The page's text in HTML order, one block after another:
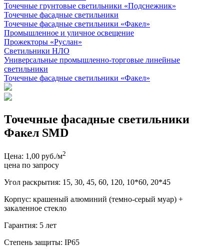
Точечные грунтовые светильники «Подснежник»
Точечные фасадные светильники
Точечные фасадные светильники «Факел»
Промышленное и уличное освещение
Прожекторы «Руслан»
Светильники НЛО
Универсальные промышленно-торговые линейные
светильники
Точечные фасадные светильники «Факел»
Точечные фасадные светильники
Факел SMD
Цена: 1,00 руб./м2
цена по запросу
Угол раскрытия: 15, 30, 45, 60, 120, 10*60, 20*45
Корпус: крашеный алюминий (темно-серый муар) +
закаленное стекло
Гарантия: 5 лет
Степень защиты: IP65